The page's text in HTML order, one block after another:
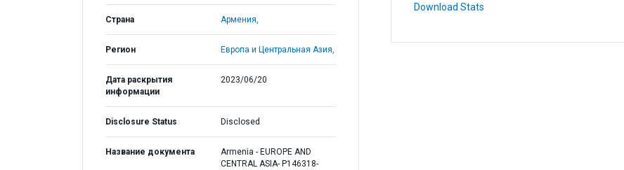
Страна Армения,
Регион Европа и Центральная Азия,
Дата раскрытия
информации
2023/06/20
Disclosure Status Disclosed
Название документа
Armenia - EUROPE AND
CENTRAL ASIA- P146318-
Download Stats